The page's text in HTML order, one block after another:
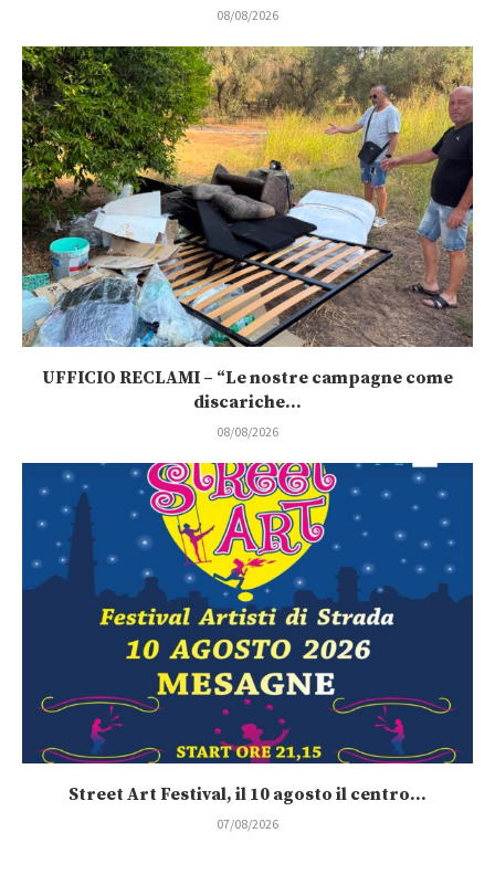
08/08/2026
UFFICIO RECLAMI – “Le nostre campagne come
discariche...
08/08/2026
Street Art Festival, il 10 agosto il centro...
07/08/2026